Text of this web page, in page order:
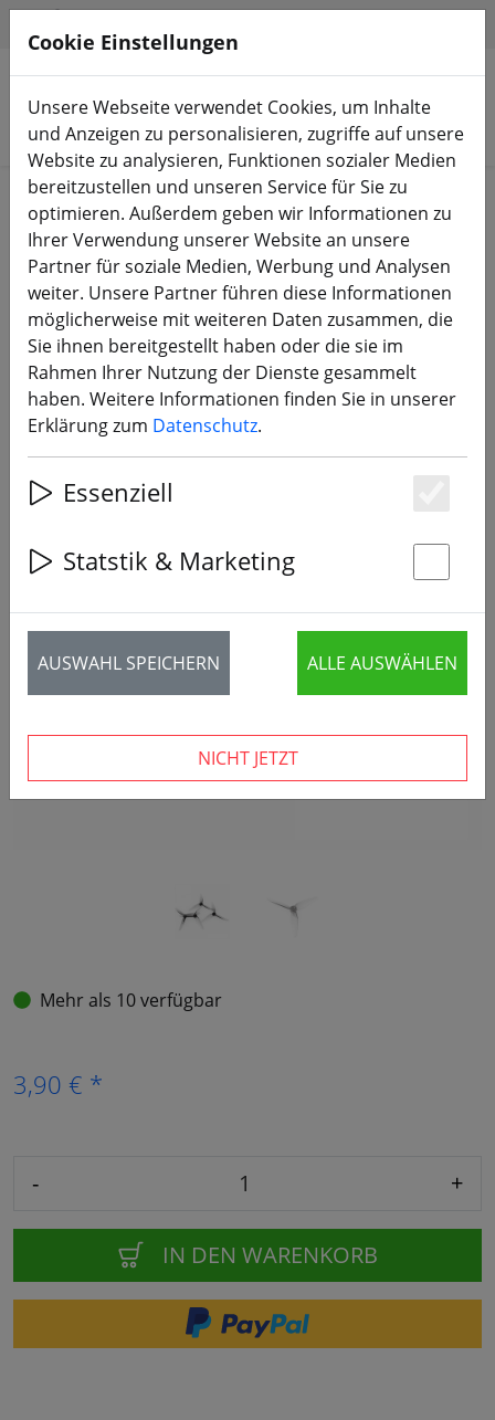
Produkte suchen
Start Propeller 3 Zoll Propeller
HQProp T3.5X2.5X3 Propeller Grau
Mehr als 10 verfügbar
3,90 € *
- +
IN DEN WARENKORB
Cookie Einstellungen
Unsere Webseite verwendet Cookies, um Inhalte
und Anzeigen zu personalisieren, zugriffe auf unsere
Website zu analysieren, Funktionen sozialer Medien
bereitzustellen und unseren Service für Sie zu
optimieren. Außerdem geben wir Informationen zu
Ihrer Verwendung unserer Website an unsere
Partner für soziale Medien, Werbung und Analysen
weiter. Unsere Partner führen diese Informationen
möglicherweise mit weiteren Daten zusammen, die
Sie ihnen bereitgestellt haben oder die sie im
Rahmen Ihrer Nutzung der Dienste gesammelt
haben. Weitere Informationen finden Sie in unserer
Erklärung zum Datenschutz.
Essenziell
Statstik & Marketing
AUSWAHL SPEICHERN ALLE AUSWÄHLEN
NICHT JETZT